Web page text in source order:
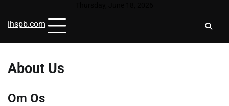
content
ihspb.com
About Us
Om Os